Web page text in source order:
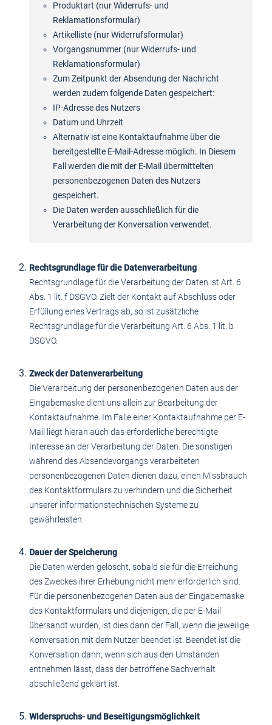
Produktart (nur Widerrufs- und
Reklamationsformular)
Artikelliste (nur Widerrufsformular)
Vorgangsnummer (nur Widerrufs- und
Reklamationsformular)
Zum Zeitpunkt der Absendung der Nachricht
werden zudem folgende Daten gespeichert:
IP-Adresse des Nutzers
Datum und Uhrzeit
Alternativ ist eine Kontaktaufnahme über die
bereitgestellte E-Mail-Adresse möglich. In Diesem
Fall werden die mit der E-Mail übermittelten
personenbezogenen Daten des Nutzers
gespeichert.
Die Daten werden ausschließlich für die
Verarbeitung der Konversation verwendet.
Rechtsgrundlage für die Datenverarbeitung
Rechtsgrundlage für die Verarbeitung der Daten ist Art. 6
Abs. 1 lit. f DSGVO. Zielt der Kontakt auf Abschluss oder
Erfüllung eines Vertrags ab, so ist zusätzliche
Rechtsgrundlage für die Verarbeitung Art. 6 Abs. 1 lit. b
DSGVO.
Zweck der Datenverarbeitung
Die Verarbeitung der personenbezogenen Daten aus der
Eingabemaske dient uns allein zur Bearbeitung der
Kontaktaufnahme. Im Falle einer Kontaktaufnahme per E-
Mail liegt hieran auch das erforderliche berechtigte
Interesse an der Verarbeitung der Daten. Die sonstigen
während des Absendevorgangs verarbeiteten
personenbezogenen Daten dienen dazu, einen Missbrauch
des Kontaktformulars zu verhindern und die Sicherheit
unserer informationstechnischen Systeme zu
gewährleisten.
Dauer der Speicherung
Die Daten werden gelöscht, sobald sie für die Erreichung
des Zweckes ihrer Erhebung nicht mehr erforderlich sind.
Für die personenbezogenen Daten aus der Eingabemaske
des Kontaktformulars und diejenigen, die per E-Mail
übersandt wurden, ist dies dann der Fall, wenn die jeweilige
Konversation mit dem Nutzer beendet ist. Beendet ist die
Konversation dann, wenn sich aus den Umständen
entnehmen lässt, dass der betroffene Sachverhalt
abschließend geklärt ist.
Widerspruchs- und Beseitigungsmöglichkeit